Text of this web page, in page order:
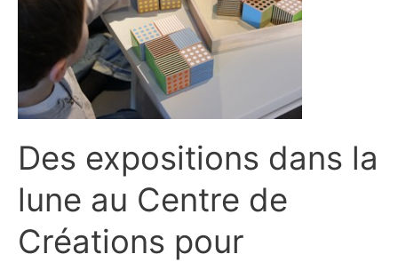
Des expositions dans la
lune au Centre de
Créations pour